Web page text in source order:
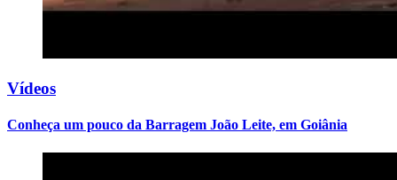
Vídeos
Conheça um pouco da Barragem João Leite, em Goiânia